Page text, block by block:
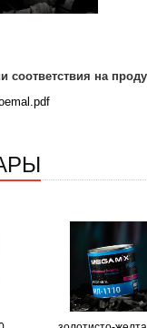
соответствия на